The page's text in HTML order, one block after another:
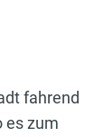
fahrend
es zum